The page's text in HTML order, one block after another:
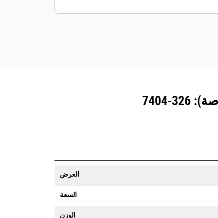
المزوَّدة بنظام تتبع المعدات رسالة تنبيه إذا
العرض
السعة
الوزن